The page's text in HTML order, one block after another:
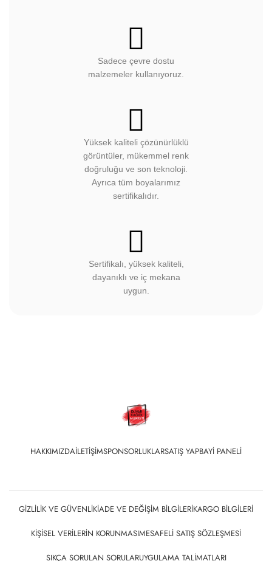
Sadece çevre dostu
malzemeler kullanıyoruz.
Yüksek kaliteli çözünürlüklü
görüntüler, mükemmel renk
doğruluğu ve son teknoloji.
Ayrıca tüm boyalarımız
sertifikalıdır.
Sertifikalı, yüksek kaliteli,
dayanıklı ve iç mekana
uygun.
HAKKIMIZDAİLETIŞIMSPONSORLUKLARSATIŞ YAPBAYI PANELI
GIZLILIK VE GÜVENLIKİADE VE DEĞIŞIM BILGILERIKARGO BILGILERI
KIŞISEL VERILERIN KORUNMASIMESAFELI SATIŞ SÖZLEŞMESI
SIKÇA SORULAN SORULARUYGULAMA TALIMATLARI